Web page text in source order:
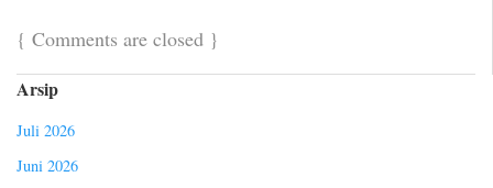
{ Comments are closed }
Arsip
Juli 2026
Juni 2026